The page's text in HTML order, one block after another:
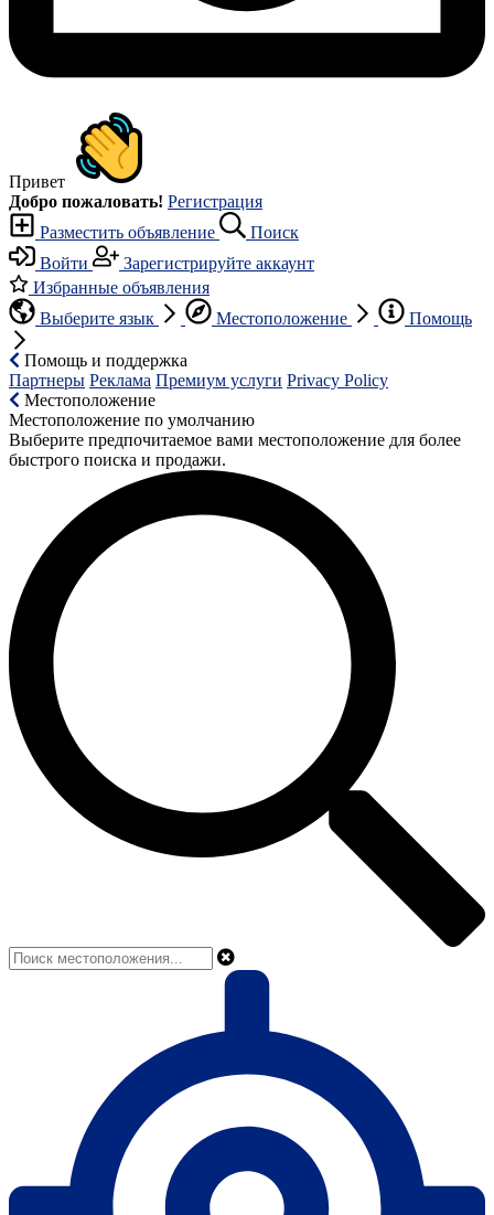
Привет
Добро пожаловать! Регистрация
Разместить объявление
Поиск
Войти
Зарегистрируйте аккаунт
Избранные объявления
Выберите язык
Местоположение Помощь
Помощь и поддержка
Партнеры Реклама Премиум услуги Privacy Policy
Местоположение
Местоположение по умолчанию
Выберите предпочитаемое вами местоположение для более
быстрого поиска и продажи.